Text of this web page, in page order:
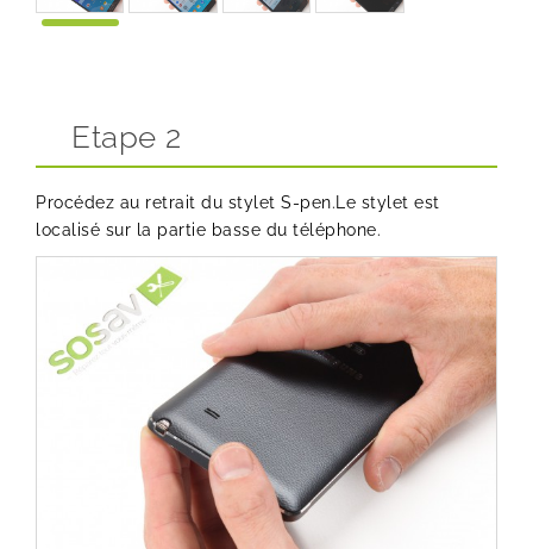
Etape 2
Procédez au retrait du stylet S-pen.Le stylet est
localisé sur la partie basse du téléphone.